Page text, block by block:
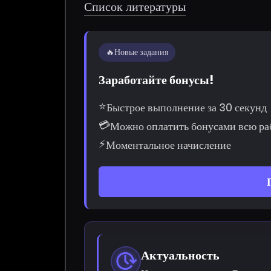
Список литературы
🔥Новые задания
Заработайте бонусы!
⭐Быстрое выполнение за 30 секунд
💳Можно оплатить бонусами всю
⚡Моментальное начисление
Актуальность